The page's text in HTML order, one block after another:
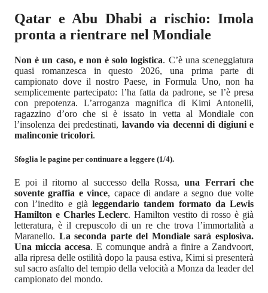
Qatar e Abu Dhabi a rischio: Imola
pronta a rientrare nel Mondiale
Non è un caso, e non è solo logistica. C’è una sceneggiatura
quasi romanzesca in questo 2026, una prima parte di
campionato dove il nostro Paese, in Formula Uno, non ha
semplicemente partecipato: l’ha fatta da padrone, se l’è presa
con prepotenza. L’arroganza magnifica di Kimi Antonelli,
ragazzino d’oro che si è issato in vetta al Mondiale con
l’insolenza dei predestinati, lavando via decenni di digiuni e
malinconie tricolori.
Sfoglia le pagine per continuare a leggere (1/4).
E poi il ritorno al successo della Rossa,una Ferrari che
sovente graffia e vince, capace di andare a segno due volte
con l’inedito e già leggendario tandem formato da Lewis
Hamilton e Charles Leclerc. Hamilton vestito di rosso è già
letteratura, è il crepuscolo di un re che trova l’immortalità a
Maranello. La seconda parte del Mondiale sarà esplosiva.
Una miccia accesa. E comunque andrà a finire a Zandvoort,
alla ripresa delle ostilità dopo la pausa estiva, Kimi si presenterà
sul sacro asfalto del tempio della velocità a Monza da leader del
campionato del mondo.